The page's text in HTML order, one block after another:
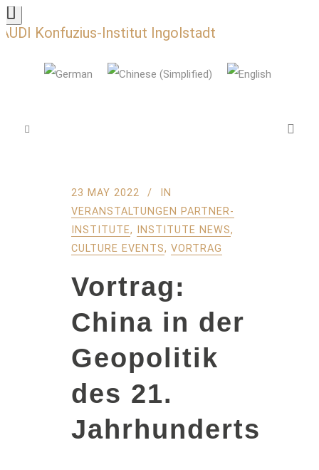
AUDI Konfuzius-Institut Ingolstadt
23 MAY 2022
IN
VERANSTALTUNGEN PARTNER-
INSTITUTE, INSTITUTE NEWS,
CULTURE EVENTS, VORTRAG
Vortrag:
China in der
Geopolitik
des 21.
Jahrhunderts